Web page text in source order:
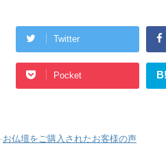
Twitter
Pocket
-お仏壇をご購入されたお客様の声